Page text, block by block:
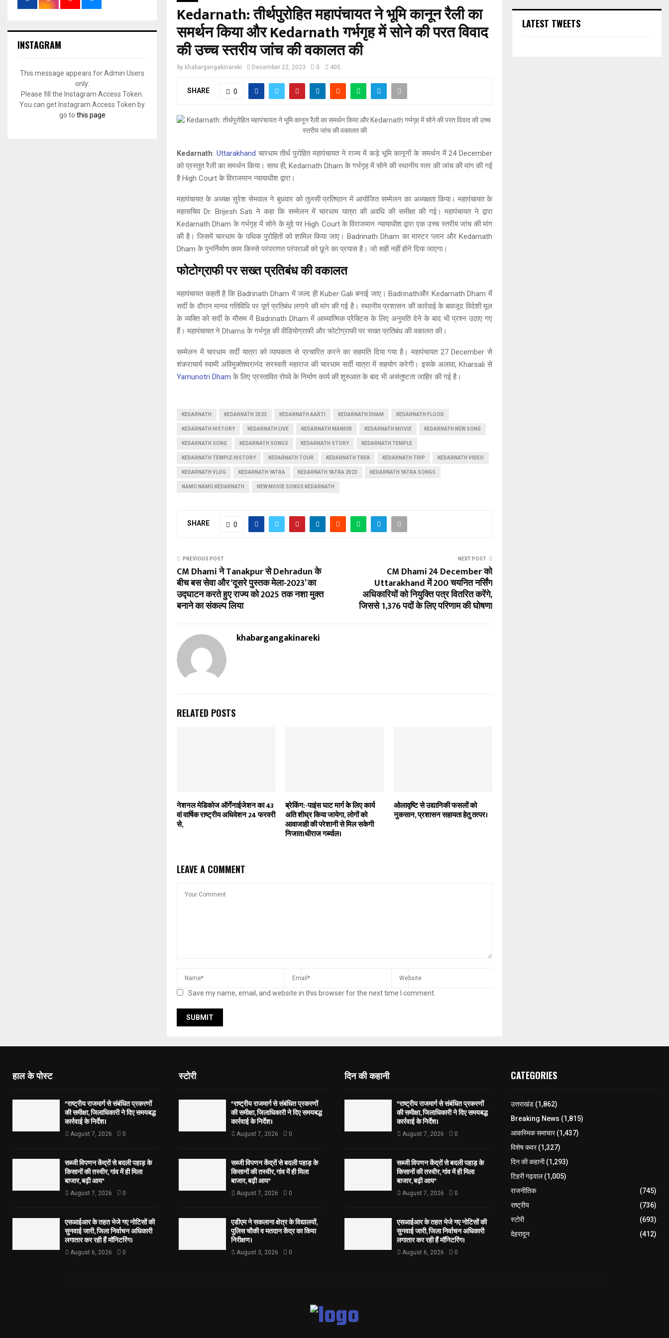
Kedarnath: तीर्थपुरोहित महापंचायत ने भूमि कानून रैली का
समर्थन किया और Kedarnath गर्भगृह में सोने की परत विवाद
की उच्च स्तरीय जांच की वकालत की
by khabargangakinareki December 22, 2023 0 405
SHARE 0
Kedarnath: Uttarakhand चारधाम तीर्थ पुरोहित महापंचायत ने राज्य में कड़े भूमि कानूनों के समर्थन में 24 December
को प्रस्तुत रैली का समर्थन किया। साथ ही, Kedarnath Dham के गर्भगृह में सोने की स्थानीय स्तर की जांच की मांग की गई
है High Court के विराजमान न्यायाधीश द्वारा।
महापंचायत के अध्यक्ष सुरेश सेमवाल ने बुधवार को तुलसी प्रतिष्ठान में आयोजित सम्मेलन का अध्यक्षता किया। महापंचायत के
महासचिव Dr. Brijesh Sati ने कहा कि सम्मेलन में चारधाम यात्रा की अवधि की समीक्षा की गई। महापंचायत ने द्वारा
Kedarnath Dham के गर्भगृह में सोने के मुद्दे पर High Court के विराजमान न्यायाधीश द्वारा एक उच्च स्तरीय जांच की मांग
की है। जिसमें चारधाम के पथिक पुरोहितों को शामिल किया जाए। Badrinath Dham का मास्टर प्लान और Kedarnath
Dham के पुनर्निर्माण काम किस्से परंपरागत परंपराओं को छूने का प्रयास है। जो सही नहीं होने दिया जाएगा।
फोटोग्राफी पर सख्त प्रतिबंध की वकालत
महापंचायत कहती है कि Badrinath Dham में जल्द ही Kuber Gali बनाई जाए। Badrinathऔर Kedarnath Dham में
सर्दी के दौरान मानव गतिविधि पर पूर्ण प्रतिबंध लगाने की मांग की गई है। स्थानीय प्रशासन की कार्रवाई के बावजूद विदेशी मूल
के व्यक्ति को सर्दी के मौसम में Badrinath Dham में आध्यात्मिक प्रैक्टिस के लिए अनुमति देने के बाद भी प्रश्न उठाए गए
हैं। महापंचायत ने Dhams के गर्भगृह की वीडियोग्राफी और फोटोग्राफी पर सख्त प्रतिबंध की वकालत की।
सम्मेलन में चारधाम सर्दी यात्रा को व्यापकता से प्रचारित करने का सहमति दिया गया है। महापंचायत 27 December से
शंकराचार्य स्वामी अविमुक्तेश्वरानंद सरस्वती महाराज की चारधाम सर्दी यात्रा में सहयोग करेगी। इसके अलावा, Kharsali से
Yamunotri Dham के लिए प्रस्तावित रोपवे के निर्माण कार्य की शुरुआत के बाद भी असंतुष्टता जाहिर की गई है।
KEDARNATH KEDARNATH 2023 KEDARNATH AARTI KEDARNATH DHAM KEDARNATH FLOOD
KEDARNATH HISTORY KEDARNATH LIVE KEDARNATH MANDIR KEDARNATH MOVIE KEDARNATH NEW SONG
KEDARNATH SONG KEDARNATH SONGS KEDARNATH STORY KEDARNATH TEMPLE
KEDARNATH TEMPLE HISTORY KEDARNATH TOUR KEDARNATH TREK KEDARNATH TRIP KEDARNATH VIDEO
KEDARNATH VLOG KEDARNATH YATRA KEDARNATH YATRA 2023 KEDARNATH YATRA SONGS
NAMO NAMO KEDARNATH NEW MOVIE SONGS KEDARNATH
SHARE 0
PREVIOUS POST
CM Dhami ने Tanakpur से Dehradun के
बीच बस सेवा और ‘दूसरे पुस्तक मेला-2023’ का
उद्घाटन करते हुए राज्य को 2025 तक नशा मुक्त
बनाने का संकल्प लिया
NEXT POST
CM Dhami 24 December को
Uttarakhand में 200 चयनित नर्सिंग
अधिकारियों को नियुक्ति पत्र वितरित करेंगे,
जिससे 1,376 पदों के लिए परिणाम की घोषणा
khabargangakinareki
RELATED POSTS
नेशनल मेडिकोज ऑर्गेनाईजेशन का 43
वां वार्षिक राष्ट्रीय अधिवेशन 24 फरवरी
से,
ब्रेकिंग:-पाइंस घाट मार्ग के लिए कार्य
अति शीघ्र किया जायेगा, लोगों को
आवाजाही की परेशानी से मिल सकेगी
निजात।धीराज गर्ब्याल।
ओलावृष्टि से उद्यानिकी फसलों को
नुकसान, प्रशासन सहायता हेतु तत्पर।
LEAVE A COMMENT
Save my name, email, and website in this browser for the next time I comment.
INSTAGRAM
This message appears for Admin Users
only:
Please fill the Instagram Access Token.
You can get Instagram Access Token by
go to this page
LATEST TWEETS
हाल के पोस्ट
*राष्ट्रीय राजमार्ग से संबंधित प्रकरणों
की समीक्षा, जिलाधिकारी ने दिए समयबद्ध
कार्रवाई के निर्देश।
August 7, 2026 0
सब्जी विपणन केंद्रों से बदली पहाड़ के
किसानों की तस्वीर, गांव में ही मिला
बाजार, बढ़ी आय*
August 7, 2026 0
एसआईआर के तहत भेजे गए नोटिसों की
सुनवाई जारी, जिला निर्वाचन अधिकारी
लगातार कर रही हैं मॉनिटरिंग।
August 6, 2026 0
स्टोरी
*राष्ट्रीय राजमार्ग से संबंधित प्रकरणों
की समीक्षा, जिलाधिकारी ने दिए समयबद्ध
कार्रवाई के निर्देश।
August 7, 2026 0
सब्जी विपणन केंद्रों से बदली पहाड़ के
किसानों की तस्वीर, गांव में ही मिला
बाजार, बढ़ी आय*
August 7, 2026 0
एडीएम ने सकलाना क्षेत्र के विद्यालयों,
पुलिस चौकी व मतदान केंद्र का किया
निरीक्षण।
August 3, 2026 0
दिन की कहानी
*राष्ट्रीय राजमार्ग से संबंधित प्रकरणों
की समीक्षा, जिलाधिकारी ने दिए समयबद्ध
कार्रवाई के निर्देश।
August 7, 2026 0
सब्जी विपणन केंद्रों से बदली पहाड़ के
किसानों की तस्वीर, गांव में ही मिला
बाजार, बढ़ी आय*
August 7, 2026 0
एसआईआर के तहत भेजे गए नोटिसों की
सुनवाई जारी, जिला निर्वाचन अधिकारी
लगातार कर रही हैं मॉनिटरिंग।
August 6, 2026 0
CATEGORIES
उत्तराखंड(1,862)
Breaking News (1,815)
आकस्मिक समाचार(1,437)
विशेष कवर(1,327)
दिन की कहानी(1,293)
टिहरी गढ़वाल(1,005)
राजनीतिक
(745)
राष्ट्रीय
(736)
स्टोरी
(693)
देहरादून
(412)